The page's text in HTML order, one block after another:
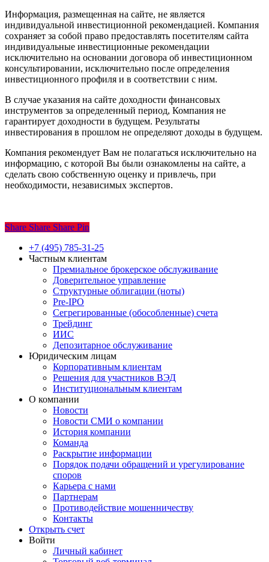
Информация, размещенная на сайте, не является
индивидуальной инвестиционной рекомендацией. Компания
сохраняет за собой право предоставлять посетителям сайта
индивидуальные инвестиционные рекомендации
исключительно на основании договора об инвестиционном
консультировании, исключительно после определения
инвестиционного профиля и в соответствии с ним.
В случае указания на сайте доходности финансовых
инструментов за определенный период, Компания не
гарантирует доходности в будущем. Результаты
инвестирования в прошлом не определяют доходы в будущем.
Компания рекомендует Вам не полагаться исключительно на
информацию, с которой Вы были ознакомлены на сайте, а
сделать свою собственную оценку и привлечь, при
необходимости, независимых экспертов.
Share
Share Share Share Pin
Close
Menu
+7 (495) 785-31-25
Частным клиентам
Премиальное брокерское обслуживание
Доверительное управление
Структурные облигации (ноты)
Pre-IPO
Сегрегированные (обособленные) счета
Трейдинг
ИИС
Депозитарное обслуживание
Юридическим лицам
Корпоративным клиентам
Решения для участников ВЭД
Институциональным клиентам
О компании
Новости
Новости СМИ о компании
История компании
Команда
Раскрытие информации
Порядок подачи обращений и урегулирование
споров
Карьера с нами
Партнерам
Противодействие мошенничеству
Контакты
Открыть счет
Войти
Личный кабинет